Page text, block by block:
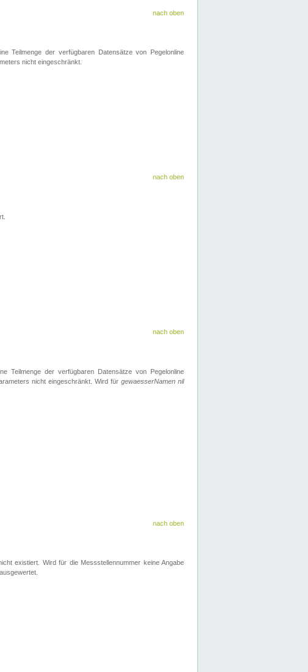
nach oben
Teilmenge der verfügbaren Datensätze von Pegelonline
nicht eingeschränkt.
nach oben
nach oben
Teilmenge der verfügbaren Datensätze von Pegelonline
nicht eingeschränkt. Wird fürgewaesserNamen nil
nach oben
existiert. Wird für die Messstellennummer keine Angabe